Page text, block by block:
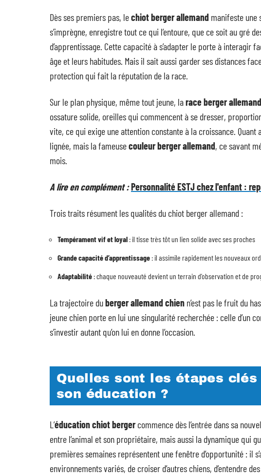
Dès ses premiers pas, lechiot berger allemand manifeste une
s’imprègne, enregistre tout ce qui l’entoure, que ce soit au gré
d’apprentissage. Cette capacité à s’adapter le porte à interagir
âge et leurs habitudes. Mais il sait aussi garder ses distances
protection qui fait la réputation de la race.
Sur le plan physique, même tout jeune, larace berger allemand
ossature solide, oreilles qui commencent à se dresser,
vite, ce qui exige une attention constante à la croissance. Quant
lignée, mais la fameusecouleur berger allemand, ce savant
mois.
A lire en complément :Personnalité ESTJ chez l'enfant :
Trois traits résument les qualités du chiot berger allemand :
Tempérament vif et loyal : il tisse très tôt un lien solide avec ses proches
Grande capacité d’apprentissage : il assimile rapidement les nouveaux
Adaptabilité : chaque nouveauté devient un terrain d’observation et de
La trajectoire duberger allemand chien n’est pas le fruit du
jeune chien porte en lui une singularité recherchée : celle d’un
s’investir autant qu’on lui en donne l’occasion.
Quelles sont les étapes
son éducation ?
L’éducation chiot bergercommence dès l’entrée dans sa
entre l’animal et son propriétaire, mais aussi la dynamique qui
premières semaines représentent une fenêtre d’opportunité : il
environnements variés, de croiser d’autres chiens, d’entendre